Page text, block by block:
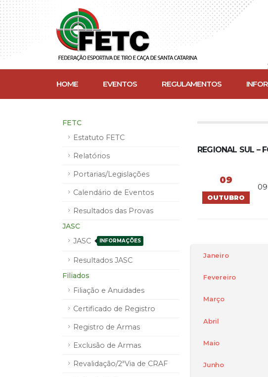
HOME EVENTOS REGULAMENTOS
FETC
Estatuto FETC
Relatórios
Portarias/Legislações
Calendário de Eventos
Resultados das Provas
JASC
JASC
INFORMAÇÕES
Resultados JASC
Filiados
Filiação e Anuidades
Certificado de Registro
Registro de Armas
Exclusão de Armas
Revalidação/2ªVia de CRAF
REGIONAL SUL –
09
OUTUBRO
Janeiro
Fevereiro
Março
Abril
Maio
Junho